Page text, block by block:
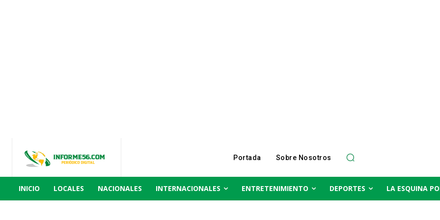
Portada Sobre Nosotros
INICIO LOCALES NACIONALES INTERNACIONALES ENTRETENIMIENTO DEPORTES LA ESQUINA